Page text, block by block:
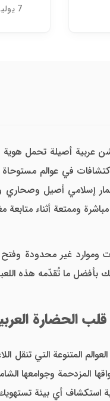
7 يوليو، 2026
عربية أصيلة تحمل هوية
في عوالم مستوحاة
إسلامي أصيل وصحاري
وممتعة أثناء متابعة
غير محدودة وفتح
ما تُقدّمه هذه اللعبة
الحضارة
المتنوعة التي تنقل
المزدحمة وجوامعها
استكشاف أي بيئة